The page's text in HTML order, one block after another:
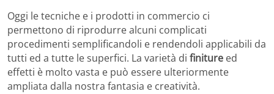
Oggi le tecniche e i prodotti in commercio ci
permettono di riprodurre alcuni complicati
procedimenti semplificandoli e rendendoli applicabili da
tutti ed a tutte le superfici. La varietà di finiture ed
effetti è molto vasta e può essere ulteriormente
ampliata dalla nostra fantasia e creatività.